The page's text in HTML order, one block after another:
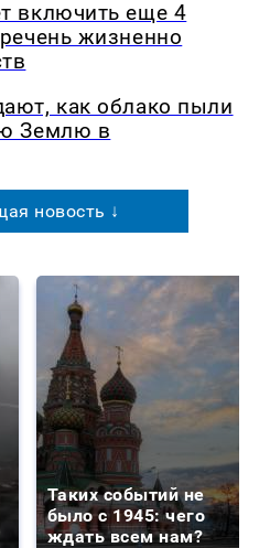
включить еще 4
жизненно
как облако пыли
Землю в
новость ↓
Таких событий не
было с 1945: чего
ждать всем нам?